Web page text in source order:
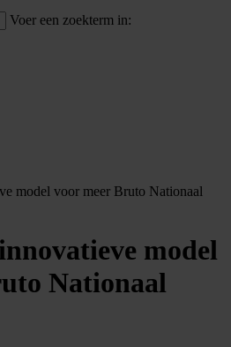
Voer een zoekterm in:
model voor meer Bruto Nationaal
model
Nationaal